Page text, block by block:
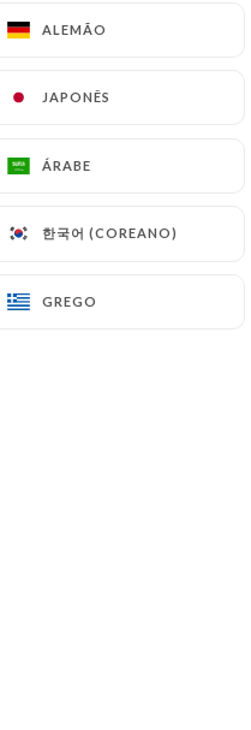
ALEMÃO
JAPONÊS
ÁRABE
한국어 (COREANO)
GREGO
ALEMÃO
JAPONÊS
ÁRABE
한국어 (COREANO)
GREGO